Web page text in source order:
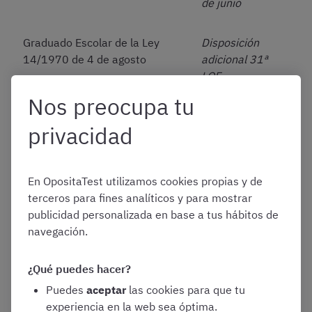
de junio
Graduado Escolar de la Ley
14/1970 de 4 de agosto
Disposición
adicional 31ª
LOE
Certificado de Estudios
primarios
Bachiller elemental de la Ley
14/1970 de 4 de agosto
Art. Único 2
Orden
Otras equivalencias del título de la ESO a efectos profesionales
Nos preocupa tu
privacidad
En OpositaTest utilizamos cookies propias y de
terceros para fines analíticos y para mostrar
publicidad personalizada en base a tus hábitos de
navegación.
¿Qué puedes hacer?
Puedes aceptar las cookies para que tu
experiencia en la web sea óptima.